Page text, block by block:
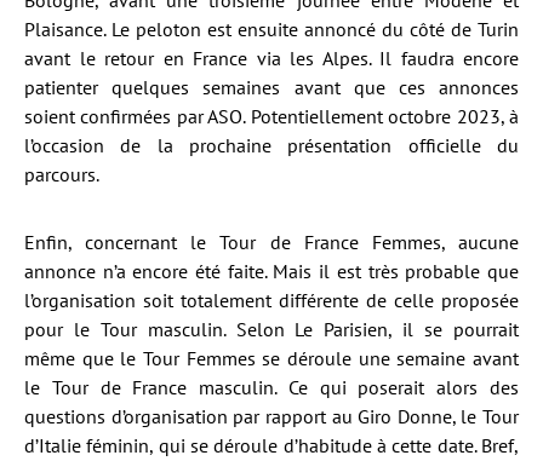
Plaisance. Le peloton est ensuite annoncé du côté de Turin
avant le retour en France via les Alpes. Il faudra encore
patienter quelques semaines avant que ces annonces
soient confirmées par ASO. Potentiellement octobre 2023, à
l’occasion de la prochaine présentation officielle du
parcours.
Enfin, concernant le Tour de France Femmes, aucune
annonce n’a encore été faite. Mais il est très probable que
l’organisation soit totalement différente de celle proposée
pour le Tour masculin. Selon Le Parisien, il se pourrait
même que le Tour Femmes se déroule une semaine avant
le Tour de France masculin. Ce qui poserait alors des
questions d’organisation par rapport au Giro Donne, le Tour
d’Italie féminin, qui se déroule d’habitude à cette date. Bref,